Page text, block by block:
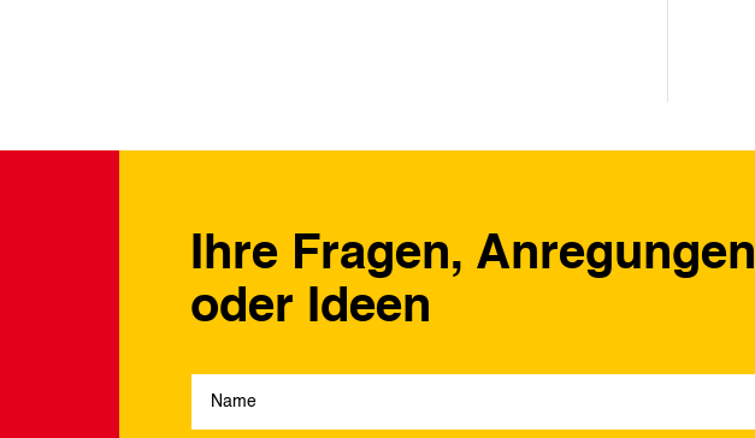
Ihre Fragen, Anregungen
oder Ideen